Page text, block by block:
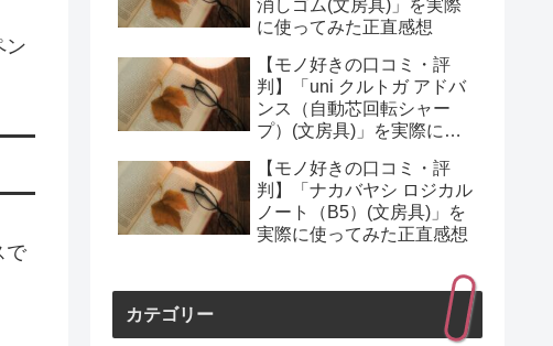
ン
で
消しゴム(文房具)」を実際
に使ってみた正直感想
【モノ好きの口コミ・評
判】「uni クルトガ アドバ
ンス（自動芯回転シャー
プ）(文房具)」を実際に使
【モノ好きの口コミ・評
判】「ナカバヤシ ロジカル
ノート（B5）(文房具)」を
実際に使ってみた正直感想
カテゴリー